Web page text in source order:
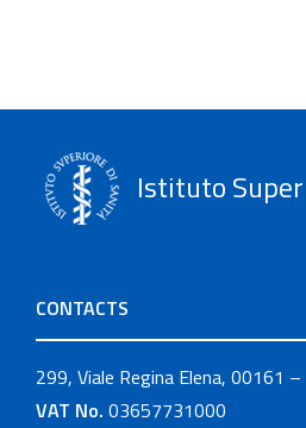
Istituto
CONTACTS
299, Viale Regina Elena, 00161
VAT No. 03657731000